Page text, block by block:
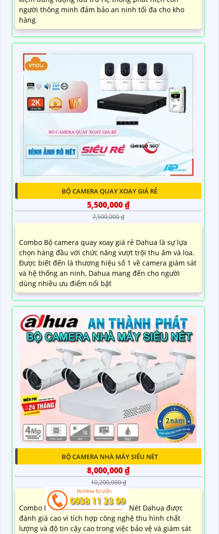
người thông minh đảm bảo an ninh tối đa cho kho
hàng
BỘ CAMERA QUAY XOAY GIÁ RẺ
5,500,000 ₫
7,500,000 ₫
Combo Bộ camera quay xoay giá rẻ Dahua là sự lựa
chọn hàng đầu với chức năng vượt trội thu âm và loa.
Được biết đến là thương hiệu số 1 về camera giám sát
và hệ thống an ninh, Dahua mang đến cho người
dùng nhiều ưu điểm nổi bật
BỘ CAMERA NHÀ MÁY SIÊU NÉT
8,000,000 ₫
10,200,000 ₫
Combo Bộ Camera Nhà Máy Siêu Nét Dahua được
đánh giá cao vì tích hợp công nghệ thu hình chất
lượng và độ tin cậy cao trong việc bảo vệ và giám sát